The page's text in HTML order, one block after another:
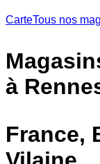
CarteTous nos
à
France,